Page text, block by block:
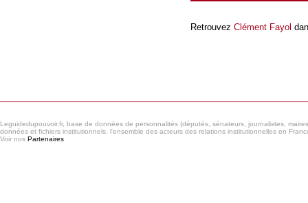
Retrouvez Clément Fayol
Leguidedupouvoir.fr, base de données de personnalités (députés, sénateurs, journalistes,
données et fichiers institutionnels, l'ensemble des acteurs des relations institutionnelles en
Voir nos Partenaires